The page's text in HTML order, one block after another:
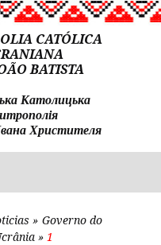
CATÓLICA
BATISTA
Католицька
Христителя
» Governo do
» 1